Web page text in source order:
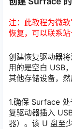
注：此教程为微
恢复，可以联系
创建恢复驱动器
用的是空白 USB
其他存储设备，然
1.确保 Surface
复驱动器插入
器）。该 U 盘至